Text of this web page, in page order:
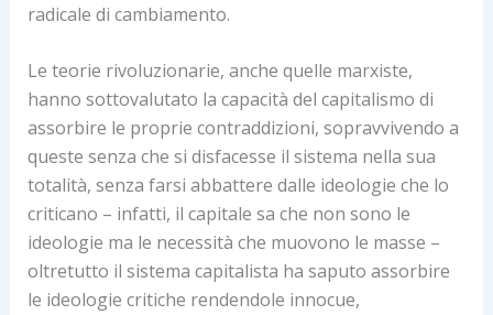
radicale di cambiamento.
Le teorie rivoluzionarie, anche quelle marxiste,
hanno sottovalutato la capacità del capitalismo di
assorbire le proprie contraddizioni, sopravvivendo a
queste senza che si disfacesse il sistema nella sua
totalità, senza farsi abbattere dalle ideologie che lo
criticano – infatti, il capitale sa che non sono le
ideologie ma le necessità che muovono le masse –
oltretutto il sistema capitalista ha saputo assorbire
le ideologie critiche rendendole innocue,